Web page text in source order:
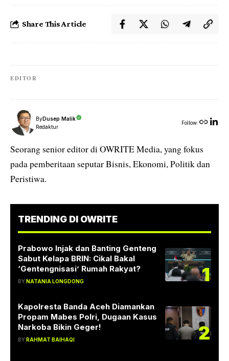
Share This Article
EDITOR
ByDusep Malik
Redaktur
Follow:
Seorang senior editor di OWRITE Media, yang fokus
pada pemberitaan seputar Bisnis, Ekonomi, Politik dan
Peristiwa.
TRENDING DI OWRITE
Prabowo Injak dan Banting Genteng
Sabut Kelapa BRIN: Cikal Bakal
‘Gentengnisasi’ Rumah Rakyat?
BYNATANIA LONGDONG 1
Kapolresta Banda Aceh Diamankan
Propam Mabes Polri, Dugaan Kasus
Narkoba Bikin Geger!
BYRAHMAT BAIHAQI 2